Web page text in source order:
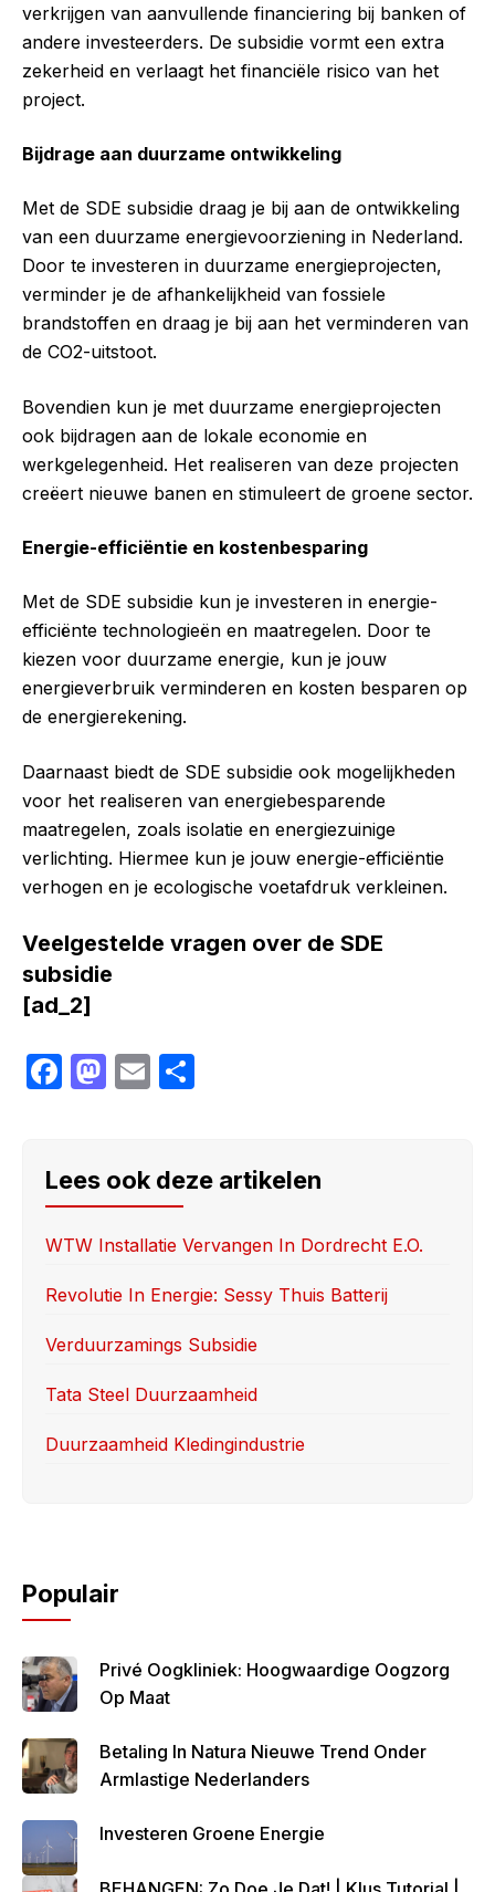
verkrijgen van aanvullende financiering bij banken of
andere investeerders. De subsidie vormt een extra
zekerheid en verlaagt het financiële risico van het
project.
Bijdrage aan duurzame ontwikkeling
Met de SDE subsidie draag je bij aan de ontwikkeling
van een duurzame energievoorziening in Nederland.
Door te investeren in duurzame energieprojecten,
verminder je de afhankelijkheid van fossiele
brandstoffen en draag je bij aan het verminderen van
de CO2-uitstoot.
Bovendien kun je met duurzame energieprojecten
ook bijdragen aan de lokale economie en
werkgelegenheid. Het realiseren van deze projecten
creëert nieuwe banen en stimuleert de groene sector.
Energie-efficiëntie en kostenbesparing
Met de SDE subsidie kun je investeren in energie-
efficiënte technologieën en maatregelen. Door te
kiezen voor duurzame energie, kun je jouw
energieverbruik verminderen en kosten besparen op
de energierekening.
Daarnaast biedt de SDE subsidie ook mogelijkheden
voor het realiseren van energiebesparende
maatregelen, zoals isolatie en energiezuinige
verlichting. Hiermee kun je jouw energie-efficiëntie
verhogen en je ecologische voetafdruk verkleinen.
Veelgestelde vragen over de SDE
subsidie
[ad_2]
F
e
b
o
o
M
o
d
o
n
E
l
e
Lees ook deze artikelen
WTW Installatie Vervangen In Dordrecht E.o.
Revolutie In Energie: Sessy Thuis Batterij
Verduurzamings Subsidie
Tata Steel Duurzaamheid
Duurzaamheid Kledingindustrie
Populair
Privé Oogkliniek: Hoogwaardige Oogzorg
Op Maat
Betaling In Natura Nieuwe Trend Onder
Armlastige Nederlanders
Investeren Groene Energie